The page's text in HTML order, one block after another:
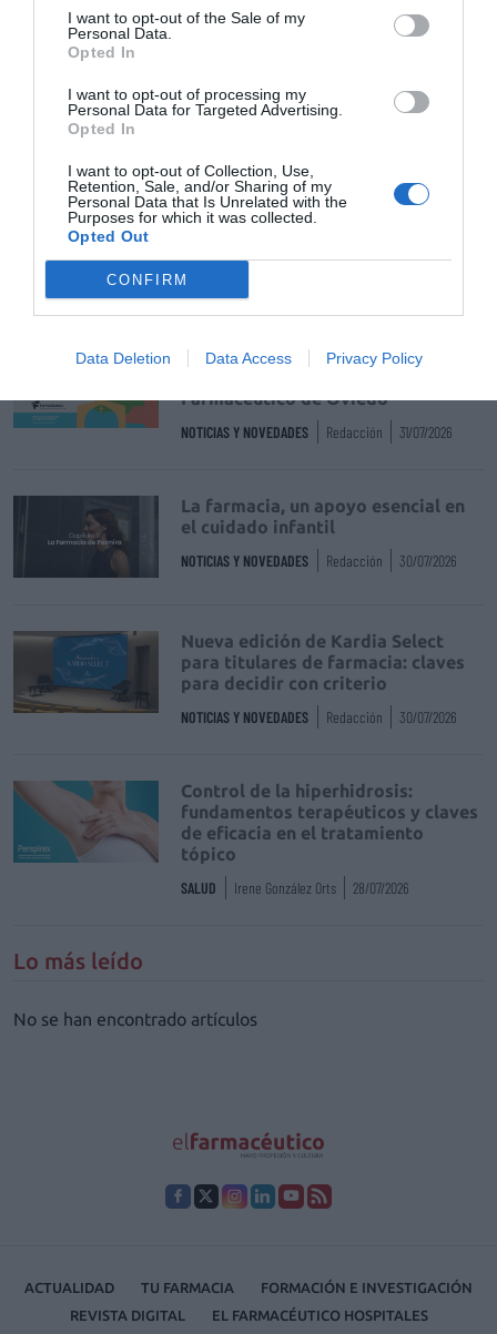
I want to opt-out of the Sale of my
Personal Data.
Opted In
I want to opt-out of processing my
Personal Data for Targeted Advertising.
Opted In
I want to opt-out of Collection, Use,
Retention, Sale, and/or Sharing of my
Personal Data that Is Unrelated with the
Purposes for which it was collected.
Opted Out
CONFIRM
Data Deletion Data Access Privacy Policy
cosmética
La venta online de medicamentos
de uso humano: seguridad y
DIGITAL
Récord de comunicaciones para el
Farmacéutico de Oviedo
NOTICIAS Y NOVEDADES Redacción 31/07/2026
La farmacia, un apoyo esencial en
el cuidado infantil
NOTICIAS Y NOVEDADES Redacción 30/07/2026
Nueva edición de Kardia Select
para titulares de farmacia: claves
para decidir con criterio
NOTICIAS Y NOVEDADES Redacción 30/07/2026
Control de la hiperhidrosis:
fundamentos terapéuticos y claves
de eficacia en el tratamiento
tópico
SALUD Irene González Orts 28/07/2026
Lo más leído
No se han encontrado artículos
ACTUALIDAD TU FARMACIA
FORMACIÓN E INVESTIGACIÓN
REVISTA DIGITAL
EL FARMACÉUTICO HOSPITALES